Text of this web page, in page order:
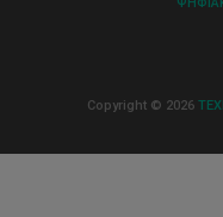
Copyright © 2026